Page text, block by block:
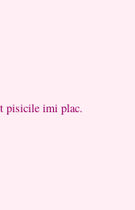
pisicile imi plac.